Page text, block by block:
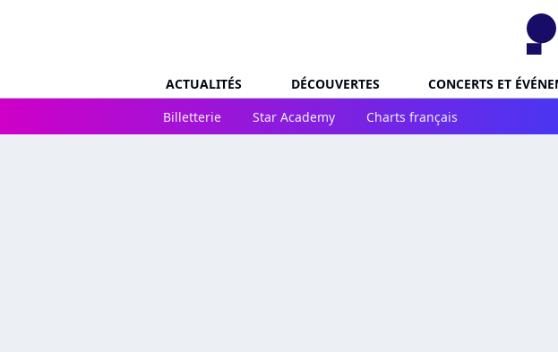
ACTUALITÉS DÉCOUVERTES CONCERTS ET
Billetterie
Star Academy Charts français